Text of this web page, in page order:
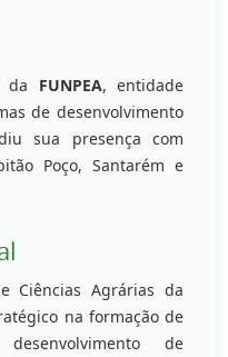
da FUNPEA, entidade
de desenvolvimento
sua presença com
Poço, Santarém e
Ciências Agrárias da
na formação de
de